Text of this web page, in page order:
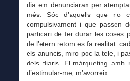
dia em denunciaran per
més. Sóc d’aquells que no
compulsivament i que passen
partidari de fer durar les coses
de l’etern retorn es fa realitat
els anuncis, miro poc la tele, i
dels diaris. El màrqueting amb
d’estimular-me, m’avorreix.